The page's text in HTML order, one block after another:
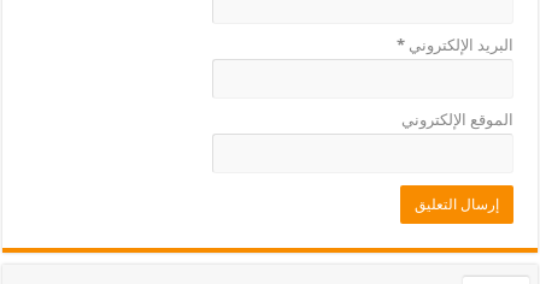
البريد الإلكتروني*
الموقع الإلكتروني